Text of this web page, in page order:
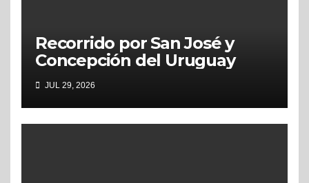
Recorrido por San José y
Concepción del Uruguay
JUL 29, 2026